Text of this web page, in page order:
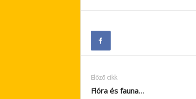
Előző cikk
Flóra és fauna…